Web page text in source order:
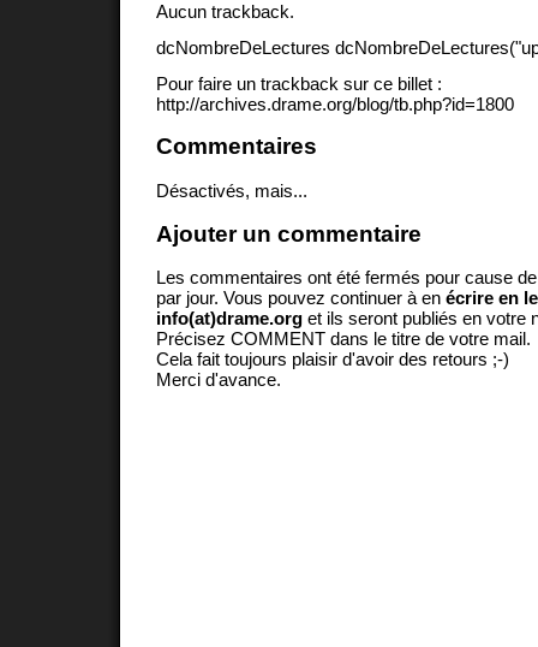
Aucun trackback.
dcNombreDeLectures
Pour faire un trackback sur ce billet :
http://archives.drame.org/blog/tb.php?id=1800
Commentaires
Désactivés, mais...
Ajouter un commentaire
Les commentaires ont été fermés pour cause
par jour. Vous pouvez continuer à en écrire en
info(at)drame.org et ils seront publiés en votre
Précisez COMMENT dans le titre de votre mail.
Cela fait toujours plaisir d'avoir des retours ;-)
Merci d'avance.